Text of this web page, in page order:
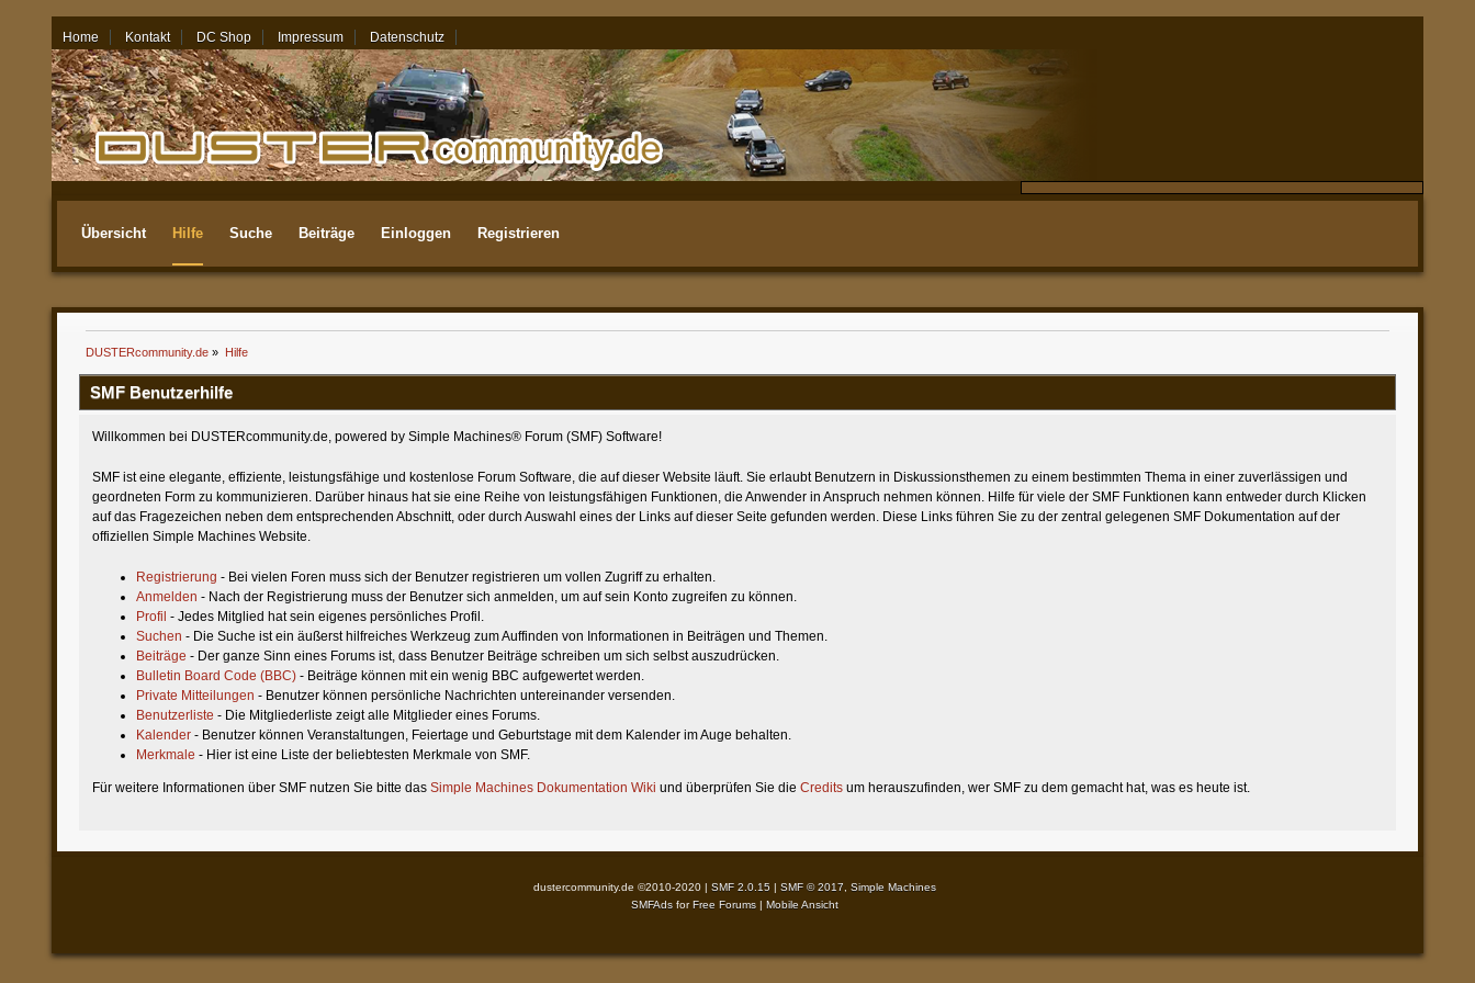
Home Kontakt DC Shop Impressum Datenschutz
06.08.26 - 22:32
Übersicht Hilfe Suche Beiträge Einloggen Registrieren
DUSTERcommunity.de » Hilfe
SMF Benutzerhilfe
Willkommen bei DUSTERcommunity.de, powered by Simple Machines® Forum (SMF) Software!
SMF ist eine elegante, effiziente, leistungsfähige und kostenlose Forum Software, die auf dieser Website läuft. Sie erlaubt Benutzern in Diskussionsthemen zu einem bestimmten Thema in einer zuverlässigen und
geordneten Form zu kommunizieren. Darüber hinaus hat sie eine Reihe von leistungsfähigen Funktionen, die Anwender in Anspruch nehmen können. Hilfe für viele der SMF Funktionen kann entweder durch Klicken
auf das Fragezeichen neben dem entsprechenden Abschnitt, oder durch Auswahl eines der Links auf dieser Seite gefunden werden. Diese Links führen Sie zu der zentral gelegenen SMF Dokumentation auf der
offiziellen Simple Machines Website.
Registrierung - Bei vielen Foren muss sich der Benutzer registrieren um vollen Zugriff zu erhalten.
Anmelden - Nach der Registrierung muss der Benutzer sich anmelden, um auf sein Konto zugreifen zu können.
Profil - Jedes Mitglied hat sein eigenes persönliches Profil.
Suchen - Die Suche ist ein äußerst hilfreiches Werkzeug zum Auffinden von Informationen in Beiträgen und Themen.
Beiträge - Der ganze Sinn eines Forums ist, dass Benutzer Beiträge schreiben um sich selbst auszudrücken.
Bulletin Board Code (BBC) - Beiträge können mit ein wenig BBC aufgewertet werden.
Private Mitteilungen - Benutzer können persönliche Nachrichten untereinander versenden.
Benutzerliste - Die Mitgliederliste zeigt alle Mitglieder eines Forums.
Kalender - Benutzer können Veranstaltungen, Feiertage und Geburtstage mit dem Kalender im Auge behalten.
Merkmale - Hier ist eine Liste der beliebtesten Merkmale von SMF.
Für weitere Informationen über SMF nutzen Sie bitte dasSimple Machines Dokumentation Wiki und überprüfen Sie dieCredits um herauszufinden, wer SMF zu dem gemacht hat, was es heute ist.
dustercommunity.de ©2010-2020 | SMF 2.0.15 | SMF © 2017
Simple Machines
SMFAds forFree Forums | Mobile Ansicht